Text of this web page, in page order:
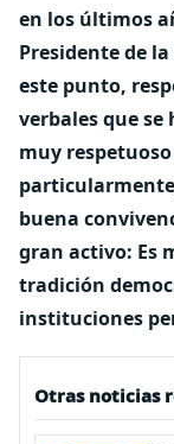
en los últimos
Presidente de
este punto,
verbales que se
muy
buena
gran activo: Es
tradición
instituciones
Otras noticias